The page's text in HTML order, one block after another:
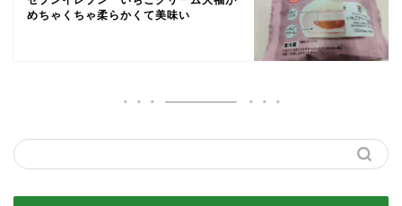
めちゃくちゃ柔らかくて美味い